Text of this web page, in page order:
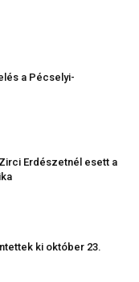
a Pécselyi-
Erdészetnél esett a
ki október 23.